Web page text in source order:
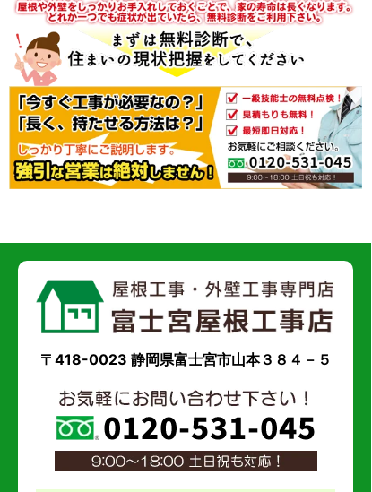
〒418-0023 静岡県富士宮市山本３８４－５